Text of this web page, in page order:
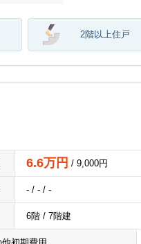
2階以上住戸
6.6万円 / 9,000円
- / - / -
6階 / 7階建